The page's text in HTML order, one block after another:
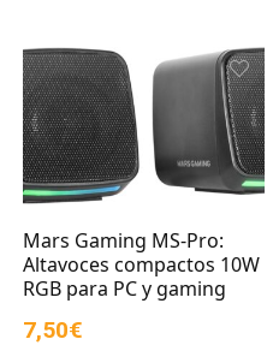
Mars Gaming MS-Pro:
Altavoces compactos 10W
RGB para PC y gaming
7,50€